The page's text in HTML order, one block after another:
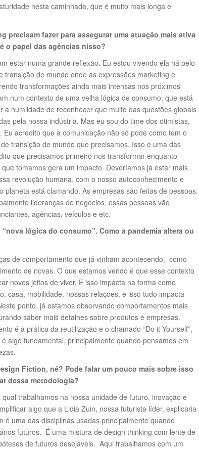
nesta caminhada, que é muito mais longa e
precisam fazer para assegurar uma atuação mais ativa
o papel das agências nisso?
estar numa grande reflexão. Eu estou vivendo ela há pelo
transição de mundo onde as expressões marketing e
transformações ainda mais intensas nos próximos
num contexto de uma velha lógica de consumo, que está
humildade de reconhecer que muito das questões globais
pela nossa indústria. Mas eu sou do time dos otimistas,
acredito que a comunicação não só pode como tem o
transição de mundo que precisamos. Isso é uma das
que precisamos primeiro nos transformar enquanto
tomamos gera um impacto. Deveríamos já estar mais
revolução humana, com o nosso autoconhecimento e
planeta está clamando. As empresas são feitas de pessoas.
lideranças de negócios, essas pessoas vão
agências, veículos e etc.
lógica do consumo”. Como a pandemia altera ou
de comportamento que já vinham acontecendo, como
de novas. O que estamos vendo é que esse contexto
novos jeitos de viver. E isso impacta na forma como
casa, mobilidade, nossas relações, e isso tudo impacta
ponto, já estamos observando comportamentos mais
saber mais detalhes sobre produtos e empresas.
é a prática da reutilização e o chamado “Do it Yourself”,
algo fundamental, principalmente quando pensamos em
Fiction, né? Pode falar um pouco mais sobre isso
dessa metodologia?
trabalhamos na nossa unidade de futuro, inovação e
algo que a Lidia Zuin, nossa futurista líder, explicaria
é uma das disciplinas usadas principalmente quando
futuros. É uma mistura de design thinking com lente de
de futuros desejáveis. Aqui trabalhamos com um